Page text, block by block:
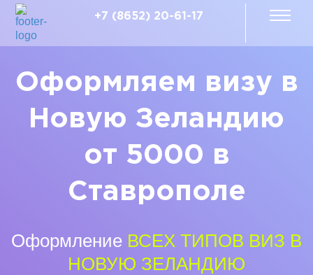
+7 (8652) 20-61-17
Оформляем визу в
Новую Зеландию
от 5000 в
Ставрополе
Оформление ВСЕХ ТИПОВ ВИЗ В
НОВУЮ ЗЕЛАНДИЮ